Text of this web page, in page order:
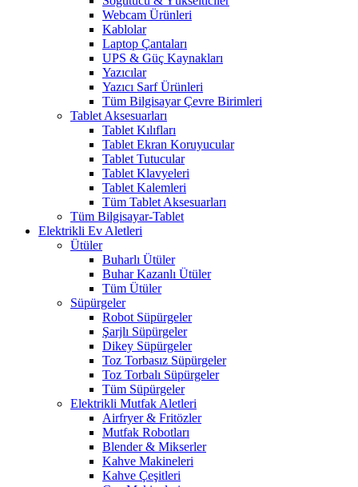
Webcam Ürünleri
Kablolar
Laptop Çantaları
UPS & Güç Kaynakları
Yazıcılar
Yazıcı Sarf Ürünleri
Tüm Bilgisayar Çevre Birimleri
Tablet Aksesuarları
Tablet Kılıfları
Tablet Ekran Koruyucular
Tablet Tutucular
Tablet Klavyeleri
Tablet Kalemleri
Tüm Tablet Aksesuarları
Tüm Bilgisayar-Tablet
Elektrikli Ev Aletleri
Ütüler
Buharlı Ütüler
Buhar Kazanlı Ütüler
Tüm Ütüler
Süpürgeler
Robot Süpürgeler
Şarjlı Süpürgeler
Dikey Süpürgeler
Toz Torbasız Süpürgeler
Toz Torbalı Süpürgeler
Tüm Süpürgeler
Elektrikli Mutfak Aletleri
Airfryer & Fritözler
Mutfak Robotları
Blender & Mikserler
Kahve Makineleri
Kahve Çeşitleri